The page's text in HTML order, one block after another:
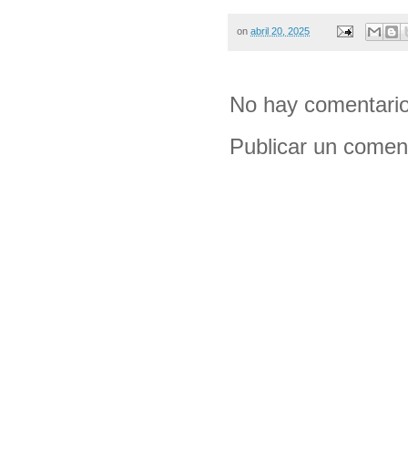
on abril 20, 2025
No hay
Publicar un